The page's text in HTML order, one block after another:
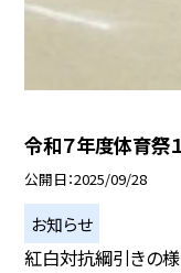
令和７年度体育
公開日 2025/09/28
お知らせ
紅白対抗綱引きの様